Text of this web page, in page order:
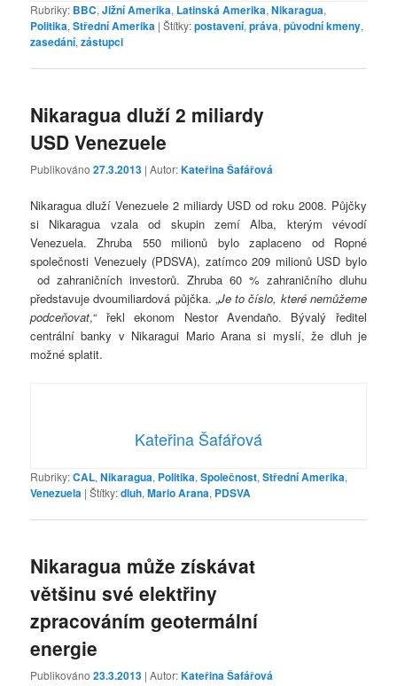
Rubriky: BBC,Jižní Amerika, Latinská Amerika,Nikaragua,
Politika,Střední Amerika |Štítky:postavení,práva,původní kmeny,
zasedání,zástupci
Nikaragua dluží 2 miliardy
USD Venezuele
Publikováno27.3.2013 | Autor:Kateřina Šafářová
Nikaragua dluží Venezuele 2 miliardy USD od roku 2008. Půjčky
si Nikaragua vzala od skupin zemí Alba, kterým vévodí
Venezuela. Zhruba 550 milionů bylo zaplaceno od Ropné
společnosti Venezuely (PDSVA), zatímco 209 milionů USD bylo
od zahraničních investorů. Zhruba 60 % zahraničního dluhu
představuje dvoumiliardová půjčka. „Je to číslo, které nemůžeme
podceňovat,“ řekl ekonom Nestor Avendaño. Bývalý ředitel
centrální banky v Nikaragui Mario Arana si myslí, že dluh je
možné splatit.
Kateřina Šafářová
Rubriky:CAL,Nikaragua, Politika,Společnost,Střední Amerika,
Venezuela |Štítky:dluh,Mario Arana, PDSVA
Nikaragua může získávat
většinu své elektřiny
zpracováním geotermální
energie
Publikováno23.3.2013 | Autor:Kateřina Šafářová